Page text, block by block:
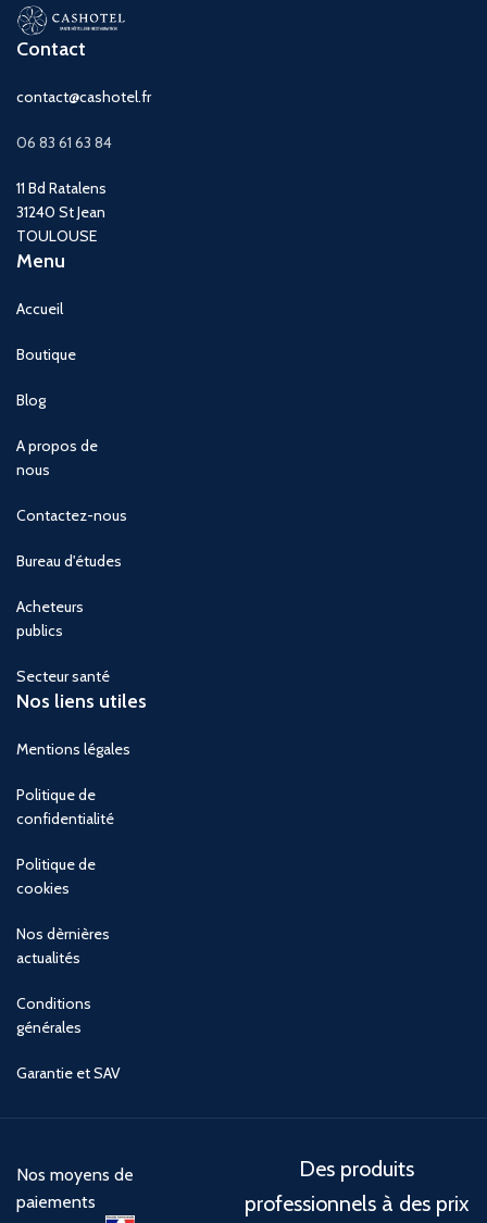
Contact
contact@cashotel.fr
06 83 61 63 84
11 Bd Ratalens
31240 St Jean
TOULOUSE
Menu
Accueil
Boutique
Blog
A propos de
nous
Contactez-nous
Bureau d'études
Acheteurs
publics
Secteur santé
Nos liens utiles
Mentions légales
Politique de
confidentialité
Politique de
cookies
Nos dèrnières
actualités
Conditions
générales
Garantie et SAV
Nos moyens de
paiements
Des produits
professionnels à des prix